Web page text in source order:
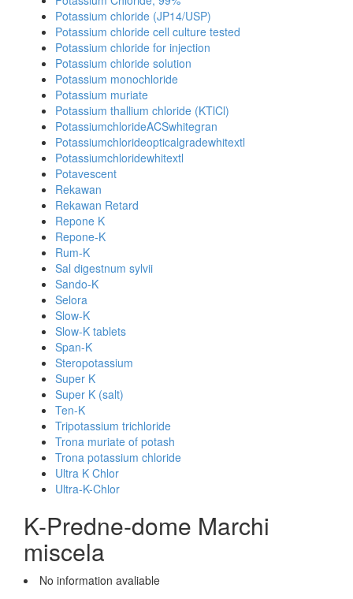
Potassium chloride (JP14/USP)
Potassium chloride cell culture tested
Potassium chloride for injection
Potassium chloride solution
Potassium monochloride
Potassium muriate
Potassium thallium chloride (KTlCl)
PotassiumchlorideACSwhitegran
Potassiumchlorideopticalgradewhitextl
Potassiumchloridewhitextl
Potavescent
Rekawan
Rekawan Retard
Repone K
Repone-K
Rum-K
Sal digestnum sylvii
Sando-K
Selora
Slow-K
Slow-K tablets
Span-K
Steropotassium
Super K
Super K (salt)
Ten-K
Tripotassium trichloride
Trona muriate of potash
Trona potassium chloride
Ultra K Chlor
Ultra-K-Chlor
K-Predne-dome Marchi
miscela
No information avaliable